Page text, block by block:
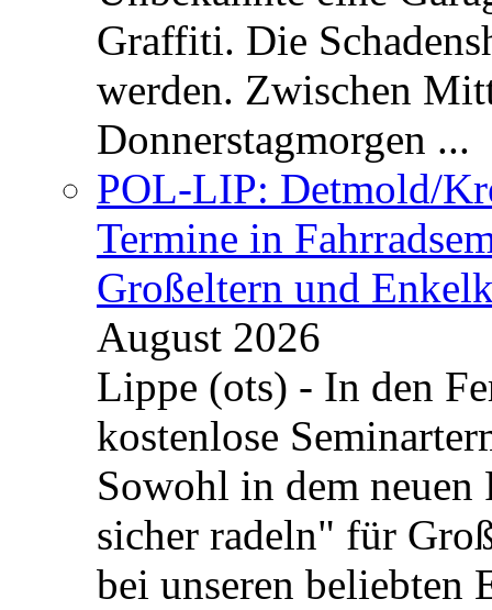
Graffiti. Die
werden. Zwischen
Donnerstagmorgen ...
POL-LIP: Detmold/
Termine in
Großeltern und
August 2026
Lippe (ots) - In den
kostenlose
Sowohl in dem neuen
sicher radeln" für
bei unseren beliebten